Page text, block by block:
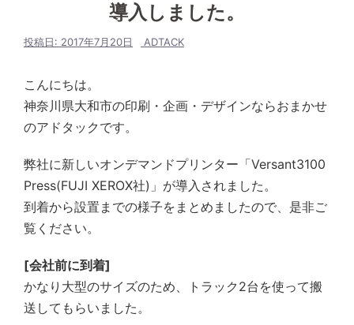
導入しました。
投稿日: 2017年7月20日 ADTACK
こんにちは。
神奈川県大和市の印刷・企画・デザインならおまかせ
のアドタックです。
弊社に新しいオンデマンドプリンター「Versant3100
Press(FUJI XEROX社)」が導入されました。
到着から設置までの様子をまとめましたので、是非ご
覧ください。
[会社前に到着]
かなり大型のサイズのため、トラック2台を使って搬
送してもらいました。